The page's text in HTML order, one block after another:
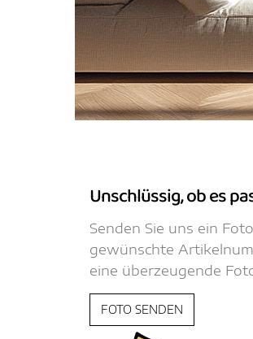
Unschlüssig, ob es
Senden Sie uns ein
gewünschte
eine überzeugende
FOTO SENDEN